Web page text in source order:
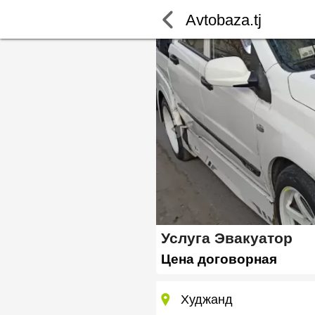
Услуга Эвакуатор
Цена договорная
Худжанд
Avtobaza.tj